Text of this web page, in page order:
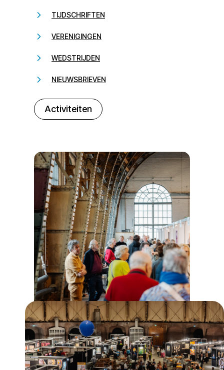
TIJDSCHRIFTEN
VERENIGINGEN
WEDSTRIJDEN
NIEUWSBRIEVEN
Activiteiten
232323